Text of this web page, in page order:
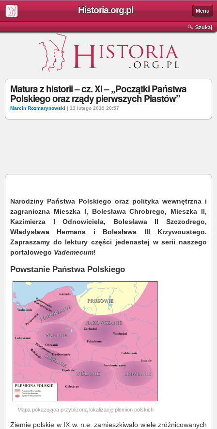
Historia.org.pl Menu
Szukaj
Matura z historii – cz. XI – „Początki Państwa
Polskiego oraz rządy pierwszych Piastów”
Marcin Rozmarynowski | 13 lutego 2019 20:57
Narodziny Państwa Polskiego oraz polityka wewnętrzna i
zagraniczna Mieszka I, Bolesława Chrobrego, Mieszka II,
Kazimierza I Odnowiciela, Bolesława II Szczodrego,
Władysława Hermana i Bolesława III Krzywoustego.
Zapraszamy do lektury części jedenastej w serii naszego
portalowego Vademecum!
Powstanie Państwa Polskiego
Mapa pokazująca przybliżoną lokalizację plemion polskich
Ziemie polskie w IX w. n.e. zamieszkiwało wiele zróżnicowanych